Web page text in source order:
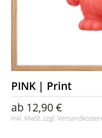
PINK | Print
ab 12,90 €
inkl. MwSt. zzgl.Versandkosten